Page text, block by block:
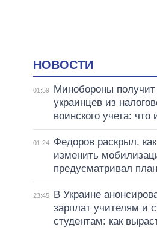
НОВОСТИ
01:59
Минобороны
украинцев из
воинского учета: что
01:24
Федоров раскрыл,
изменить
предусматривал план
23:45
В Украине
зарплат учителям и
студентам: как